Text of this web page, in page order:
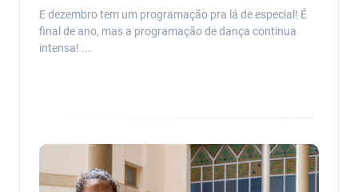
E dezembro tem um programação pra lá de especial! É
final de ano, mas a programação de dança continua
intensa! ...